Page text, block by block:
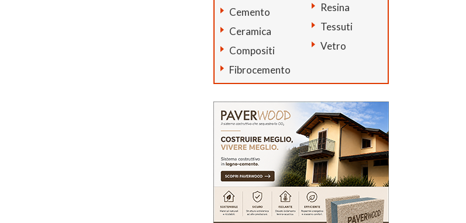
Cemento
Ceramica
Compositi
Fibrocemento
Resina
Tessuti
Vetro